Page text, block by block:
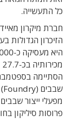
כל התעשייה.
חברת מיקרון